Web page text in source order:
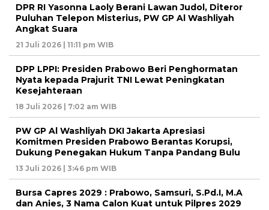
DPR RI Yasonna Laoly Berani Lawan Judol, Diteror
Puluhan Telepon Misterius, PW GP Al Washliyah
Angkat Suara
21 Juli 2026 | 11:11 pm WIB
DPP LPPI: Presiden Prabowo Beri Penghormatan
Nyata kepada Prajurit TNI Lewat Peningkatan
Kesejahteraan
18 Juli 2026 | 7:02 am WIB
PW GP Al Washliyah DKI Jakarta Apresiasi
Komitmen Presiden Prabowo Berantas Korupsi,
Dukung Penegakan Hukum Tanpa Pandang Bulu
13 Juli 2026 | 3:46 pm WIB
Bursa Capres 2029 : Prabowo, Samsuri, S.Pd.I, M.A
dan Anies, 3 Nama Calon Kuat untuk Pilpres 2029